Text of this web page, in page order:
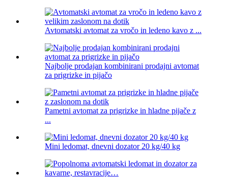
Avtomatski avtomat za vročo in ledeno kavo z ...
Najbolje prodajan kombinirani prodajni avtomat
za prigrizke in pijačo
Pametni avtomat za prigrizke in hladne pijače z
...
Mini ledomat, dnevni dozator 20 kg/40 kg